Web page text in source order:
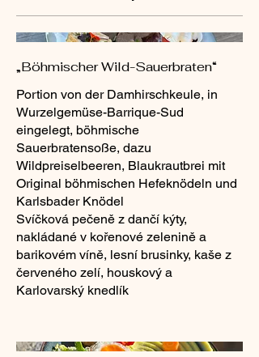
„Böhmischer Wild-Sauerbraten“
Portion von der Damhirschkeule, in
Wurzelgemüse-Barrique-Sud
eingelegt, böhmische
Sauerbratensoße, dazu
Wildpreiselbeeren, Blaukrautbrei mit
Original böhmischen Hefeknödeln und
Karlsbader Knödel
Svíčková pečeně z dančí kýty,
nakládané v kořenové zelenině a
barikovém víně, lesní brusinky, kaše z
červeného zelí, houskový a